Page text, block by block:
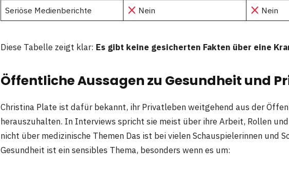
Seriöse Medienberichte Nein Nein
Diese Tabelle zeigt klar: Es gibt keine gesicherten Fakten über eine
Öffentliche Aussagen zu Gesundheit und
Christina Plate ist dafür bekannt, ihr Privatleben weitgehend aus der
herauszuhalten. In Interviews spricht sie meist über ihre Arbeit, Rollen
nicht über medizinische Themen Das ist bei vielen Schauspielerinnen und
Gesundheit ist ein sensibles Thema, besonders wenn es um: